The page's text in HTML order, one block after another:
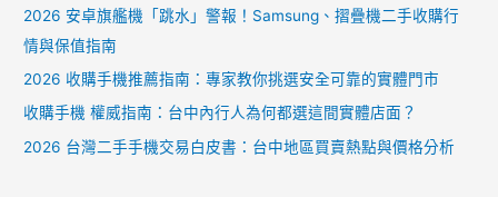
2026 安卓旗艦機「跳水」警報！Samsung、摺疊機二手收購行
情與保值指南
2026 收購手機推薦指南：專家教你挑選安全可靠的實體門市
收購手機 權威指南：台中內行人為何都選這間實體店面？
2026 台灣二手手機交易白皮書：台中地區買賣熱點與價格分析